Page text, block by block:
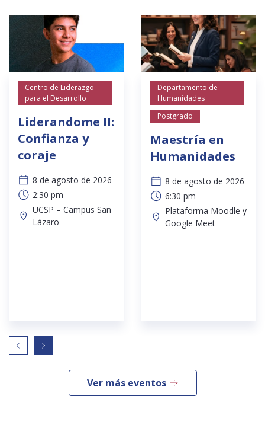
Centro de Liderazgo
para el Desarrollo
Liderandome II:
Confianza y
coraje
8 de agosto de 2026
2:30 pm
UCSP – Campus San
Lázaro
Departamento de
Humanidades
Postgrado
Maestría en
Humanidades
8 de agosto de 2026
6:30 pm
Plataforma Moodle y
Google Meet
Ver más eventos